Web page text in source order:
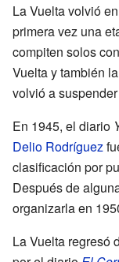
La Vuelta volvió
primera vez una
compiten solos
Vuelta y también
volvió a
En 1945, el diario
Delio Rodríguez
clasificación por
Después de
organizarla en
La Vuelta regresó